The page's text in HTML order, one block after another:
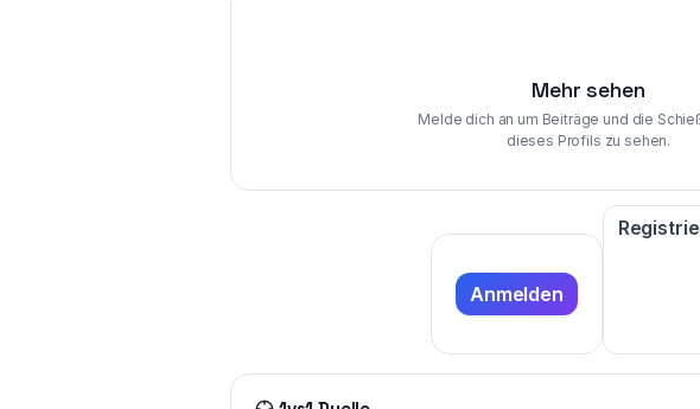
Mehr sehen
Melde dich an um Beiträge und die
dieses Profils zu sehen.
Anmelden